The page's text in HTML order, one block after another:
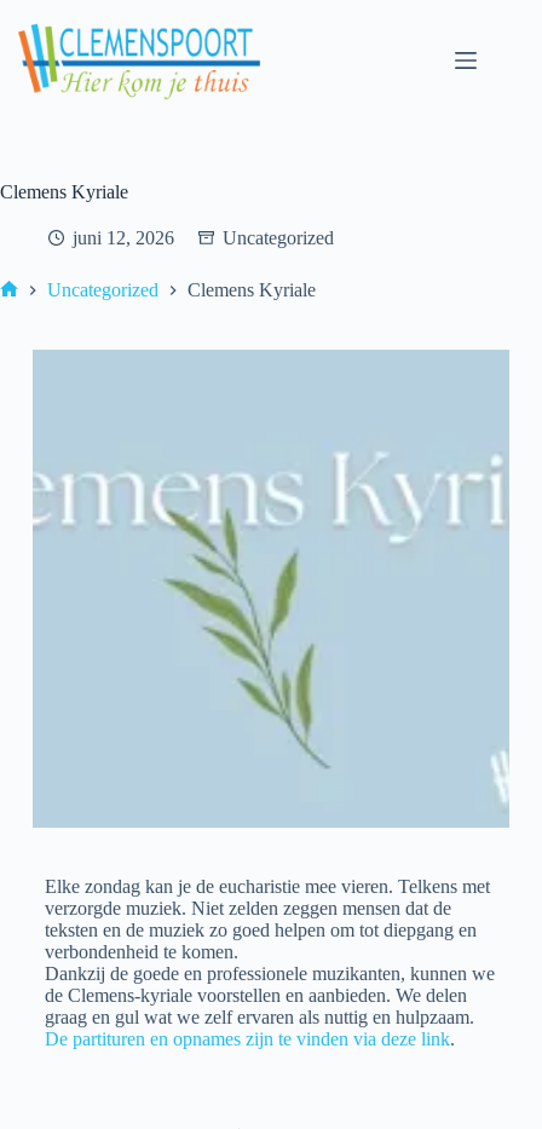
Clemens Kyriale
juni 12, 2026 Uncategorized
Uncategorized Clemens Kyriale
Elke zondag kan je de eucharistie mee vieren. Telkens met
verzorgde muziek. Niet zelden zeggen mensen dat de
teksten en de muziek zo goed helpen om tot diepgang en
verbondenheid te komen.
Dankzij de goede en professionele muzikanten, kunnen we
de Clemens-kyriale voorstellen en aanbieden. We delen
graag en gul wat we zelf ervaren als nuttig en hulpzaam.
De partituren en opnames zijn te vinden via deze link.